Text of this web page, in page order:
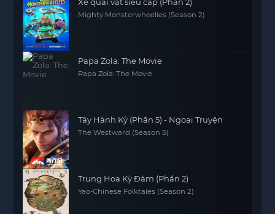
Xe quái vật siêu cấp (Phần 2)
Mighty Monsterwheelies (Season 2)
Papa Zola: The Movie
Papa Zola: The Movie
Tây Hành Kỷ (Phần 5) - Ngoại Truyện
The Westward (Season 5)
Trung Hoa Kỳ Đàm (Phần 2)
Yao-Chinese Folktales (Season 2)